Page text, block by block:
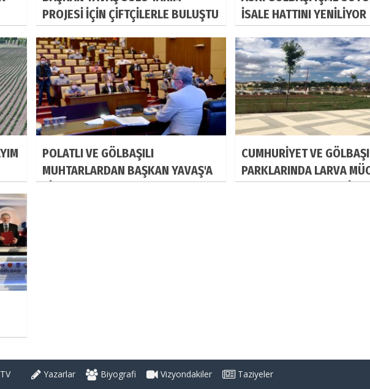
PROJESİ İÇİN ÇİFTÇİLERLE BULUŞTU
İSALE HATTINI YENİLİYOR
POLATLI VE GÖLBAŞILI
MUHTARLARDAN BAŞKAN YAVAŞ'A
CUMHURİYET VE GÖLBAŞI
PARKLARINDA LARVA
Yazarlar Biyografi Vizyondakiler Taziyeler